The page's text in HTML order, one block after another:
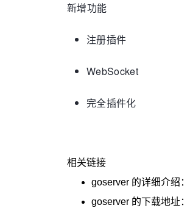
新增功能
注册插件
WebSocket
完全插件化
相关链接
goserver 的详细介绍：
goserver 的下载地址：